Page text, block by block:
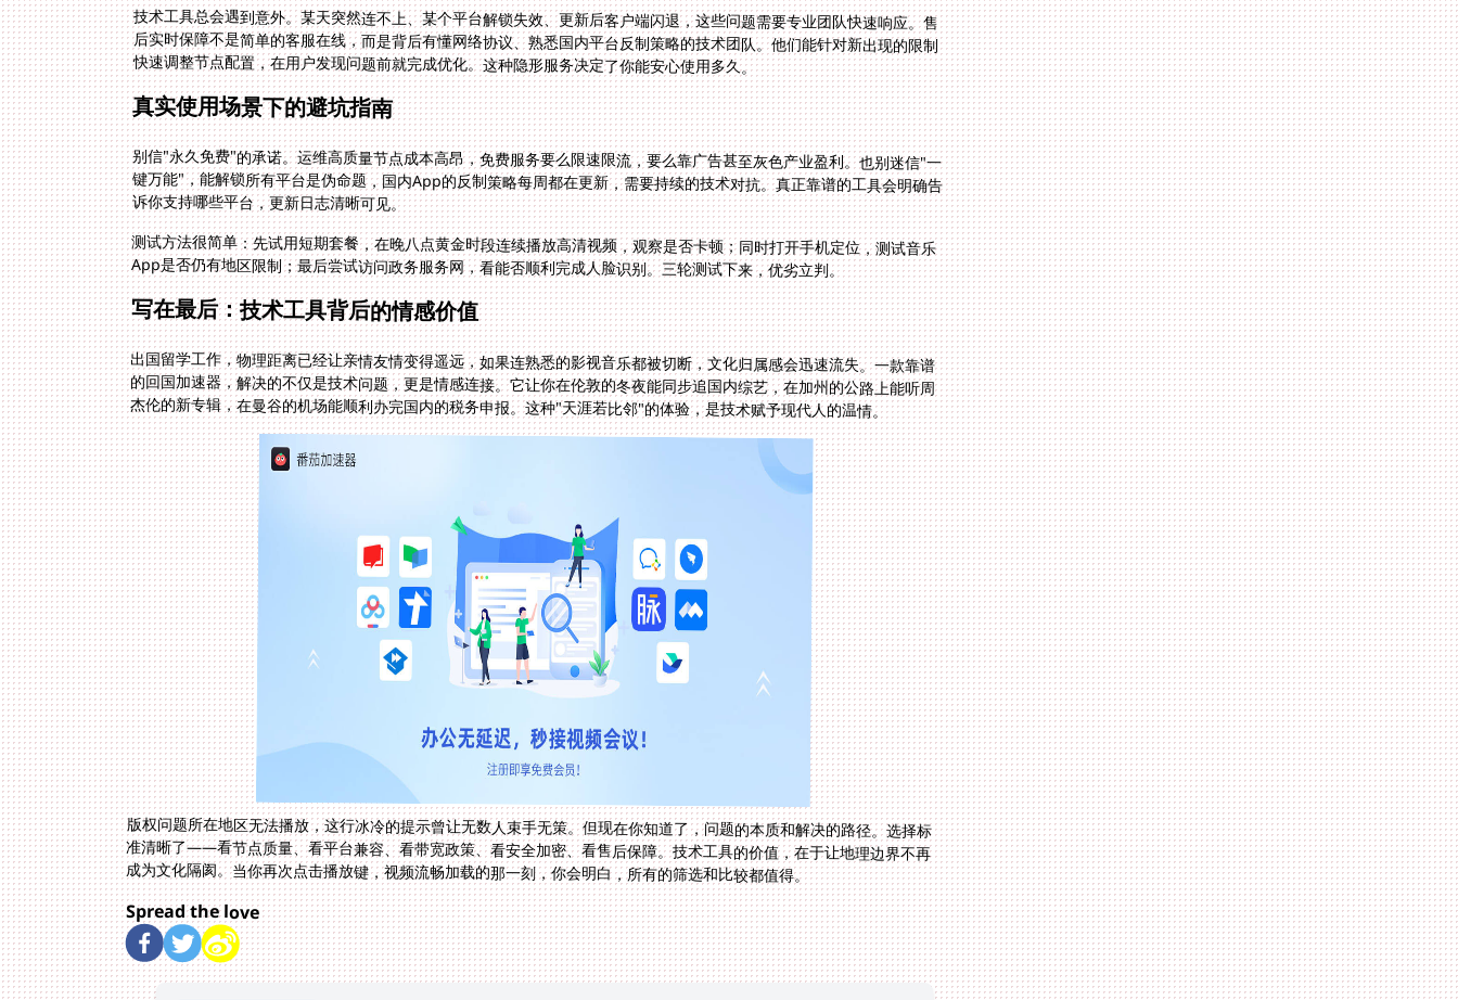
技术工具总会遇到意外。某天突然连不上、某个平台解锁失效、更新后客户端闪退，这些问题需要专业团队快速响应。售
后实时保障不是简单的客服在线，而是背后有懂网络协议、熟悉国内平台反制策略的技术团队。他们能针对新出现的限制
快速调整节点配置，在用户发现问题前就完成优化。这种隐形服务决定了你能安心使用多久。
真实使用场景下的避坑指南
别信"永久免费"的承诺。运维高质量节点成本高昂，免费服务要么限速限流，要么靠广告甚至灰色产业盈利。也别迷信"一
键万能"，能解锁所有平台是伪命题，国内App的反制策略每周都在更新，需要持续的技术对抗。真正靠谱的工具会明确告
诉你支持哪些平台，更新日志清晰可见。
测试方法很简单：先试用短期套餐，在晚八点黄金时段连续播放高清视频，观察是否卡顿；同时打开手机定位，测试音乐
App是否仍有地区限制；最后尝试访问政务服务网，看能否顺利完成人脸识别。三轮测试下来，优劣立判。
写在最后：技术工具背后的情感价值
出国留学工作，物理距离已经让亲情友情变得遥远，如果连熟悉的影视音乐都被切断，文化归属感会迅速流失。一款靠谱
的回国加速器，解决的不仅是技术问题，更是情感连接。它让你在伦敦的冬夜能同步追国内综艺，在加州的公路上能听周
杰伦的新专辑，在曼谷的机场能顺利办完国内的税务申报。这种"天涯若比邻"的体验，是技术赋予现代人的温情。
版权问题所在地区无法播放，这行冰冷的提示曾让无数人束手无策。但现在你知道了，问题的本质和解决的路径。选择标
准清晰了——看节点质量、看平台兼容、看带宽政策、看安全加密、看售后保障。技术工具的价值，在于让地理边界不再
成为文化隔阂。当你再次点击播放键，视频流畅加载的那一刻，你会明白，所有的筛选和比较都值得。
Spread the love